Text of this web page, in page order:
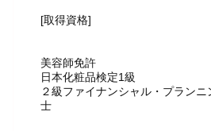
[取得資格]
美容師免許
日本化粧品検定1級
２級ファイナンシャル・プランニ